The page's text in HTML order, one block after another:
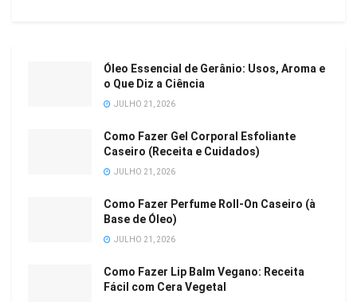
Óleo Essencial de Gerânio: Usos, Aroma e
o Que Diz a Ciência
JULHO 21, 2026
Como Fazer Gel Corporal Esfoliante
Caseiro (Receita e Cuidados)
JULHO 21, 2026
Como Fazer Perfume Roll-On Caseiro (à
Base de Óleo)
JULHO 21, 2026
Como Fazer Lip Balm Vegano: Receita
Fácil com Cera Vegetal